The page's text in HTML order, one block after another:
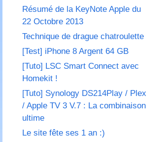
Résumé de la KeyNote Apple du
22 Octobre 2013
Technique de drague chatroulette
[Test] iPhone 8 Argent 64 GB
[Tuto] LSC Smart Connect avec
Homekit !
[Tuto] Synology DS214Play / Plex
/ Apple TV 3 V.7 : La combinaison
ultime
Le site fête ses 1 an :)